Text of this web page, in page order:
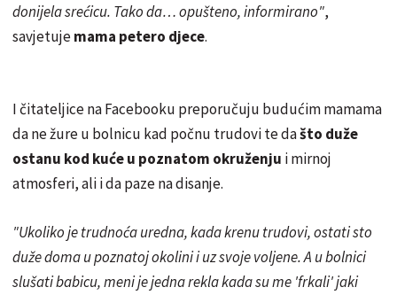
donijela srećicu. Tako da… opušteno, informirano",
savjetujemama petero djece.
I čitateljice na Facebooku preporučuju budućim mamama
da ne žure u bolnicu kad počnu trudovi te dašto duže
ostanu kod kuće u poznatom okruženju i mirnoj
atmosferi, ali i da paze na disanje.
"Ukoliko je trudnoća uredna, kada krenu trudovi, ostati sto
duže doma u poznatoj okolini i uz svoje voljene. A u bolnici
slušati babicu, meni je jedna rekla kada su me 'frkali' jaki